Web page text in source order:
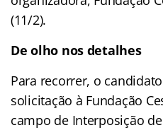
(11/2).
De olho nos detalhes
Para recorrer, o
solicitação à Fundação
campo de Interposição